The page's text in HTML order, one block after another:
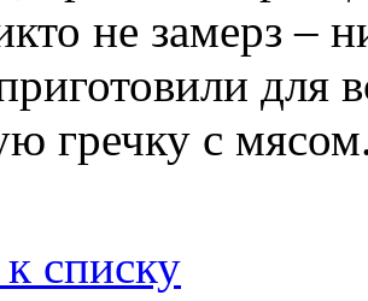
не замерз –
для
гречку с
списку